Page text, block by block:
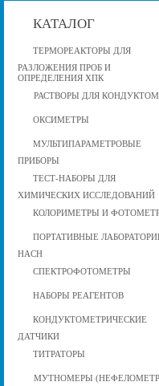
КАТАЛОГ
ТЕРМОРЕАКТОРЫ ДЛЯ
РАЗЛОЖЕНИЯ ПРОБ И
ОПРЕДЕЛЕНИЯ ХПК
РАСТВОРЫ ДЛЯ
ОКСИМЕТРЫ
МУЛЬТИПАРАМЕТРОВЫЕ
ПРИБОРЫ
ТЕСТ-НАБОРЫ ДЛЯ
ХИМИЧЕСКИХ ИССЛЕДОВАНИЙ
КОЛОРИМЕТРЫ И
ПОРТАТИВНЫЕ
HACH
СПЕКТРОФОТОМЕТРЫ
НАБОРЫ РЕАГЕНТОВ
КОНДУКТОМЕТРИЧЕСКИЕ
ДАТЧИКИ
ТИТРАТОРЫ
МУТНОМЕРЫ